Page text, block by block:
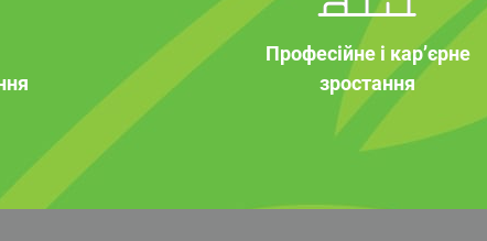
Професійне і кар’єрне
зростання